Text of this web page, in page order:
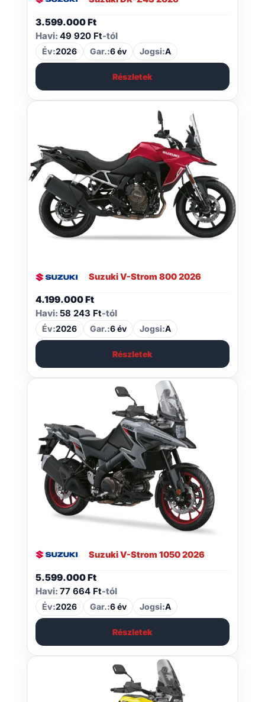
3.599.000Ft
Havi: 49 920 Ft-tól
Év:2026 Gar.:6 év Jogsi:A
Részletek
Suzuki V-Strom 800 2026
4.199.000Ft
Havi: 58 243 Ft-tól
Év:2026 Gar.:6 év Jogsi:A
Részletek
Suzuki V-Strom 1050 2026
5.599.000Ft
Havi: 77 664 Ft-tól
Év:2026 Gar.:6 év Jogsi:A
Részletek